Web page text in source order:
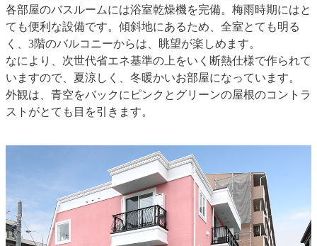
各部屋のバスルームには浴室乾燥機を完備。梅雨時期にはと
ても便利な設備です。傾斜地にあるため、全室とても明る
く、3階のバルコニーからは、眺望が楽しめます。
なにより、次世代省エネ基準の上をいく断熱仕様で作られて
いますので、夏涼しく、冬暖かいお部屋になっています。
外観は、青空をバックにピンクとグリーンの屋根のコントラ
ストがとても目を引きます。